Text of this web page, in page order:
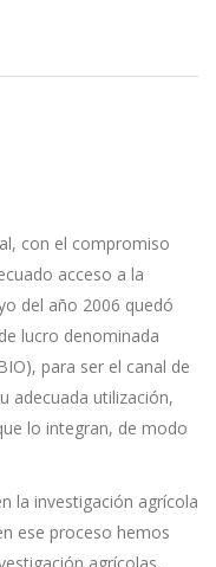
con el compromiso
acceso a la
del año 2006 quedó
lucro denominada
para ser el canal de
adecuada utilización,
lo integran, de modo
la investigación agrícola
ese proceso hemos